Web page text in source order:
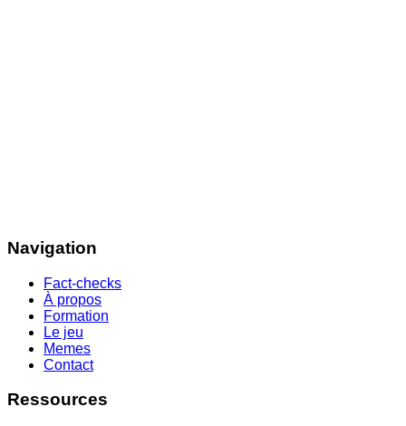
Navigation
Fact-checks
À propos
Formation
Le jeu
Memes
Contact
Ressources